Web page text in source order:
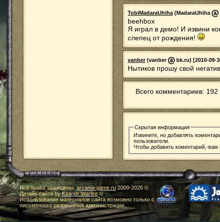
TobiMadaraUhiha(MadaraUhiha
beehbox
Я играл в демо! И извини
слепец от рождения!
vanber(vanber bk.ru) [2010-09-
Нытиков прошу свой
Всего комментариев:
Скрытая информация
Извините, но добавлять
пользователи.
Чтобы добавить коментарий,-
Все права защищены,arcania-game.ru2009-2026 ©
Дизайн сайта byKsandr Warfire©
Использование материалов сайта возможно только с
письменного разрешения администрации.